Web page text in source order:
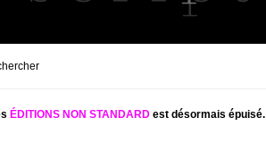
ÉDITIONS NON STANDARDest désormais épuisé.